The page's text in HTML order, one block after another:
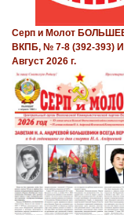
Серп и Молот
ВКПБ, № 7-8 (392-393)
Август 2026 г.